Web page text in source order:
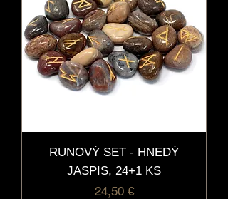
RUNOVÝ SET - HNEDÝ
JASPIS, 24+1 KS
Cena
24,50 €